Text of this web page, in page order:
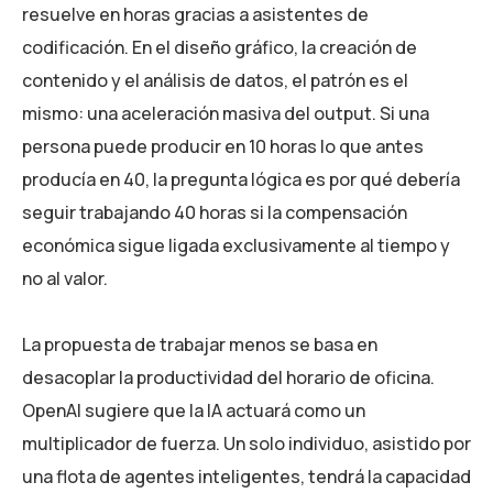
resuelve en horas gracias a asistentes de
codificación. En el diseño gráfico, la creación de
contenido y el análisis de datos, el patrón es el
mismo: una aceleración masiva del output. Si una
persona puede producir en 10 horas lo que antes
producía en 40, la pregunta lógica es por qué debería
seguir trabajando 40 horas si la compensación
económica sigue ligada exclusivamente al tiempo y
no al valor.
La propuesta de trabajar menos se basa en
desacoplar la productividad del horario de oficina.
OpenAI sugiere que la IA actuará como un
multiplicador de fuerza. Un solo individuo, asistido por
una flota de agentes inteligentes, tendrá la capacidad